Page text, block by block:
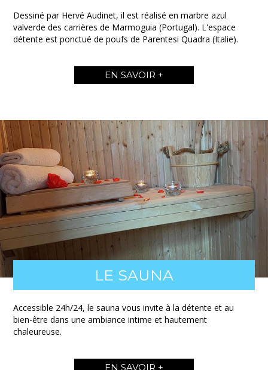
Dessiné par Hervé Audinet, il est réalisé en marbre azul
valverde des carrières de Marmoguia (Portugal). L'espace
détente est ponctué de poufs de Parentesi Quadra (Italie).
EN SAVOIR +
LE SAUNA
Accessible 24h/24, le sauna vous invite à la détente et au
bien-être dans une ambiance intime et hautement
chaleureuse.
EN SAVOIR +